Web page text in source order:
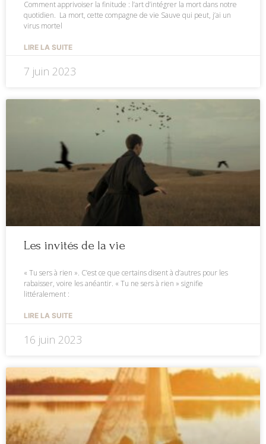
Comment apprivoiser la finitude : l’art d’intégrer la mort dans notre
quotidien. La mort, cette compagne de vie Sauve qui peut, j’ai un
virus mortel
LIRE LA SUITE
7 juin 2023
Les invités de la vie
« Tu sers à rien ». C’est ce que certains disent à d’autres pour les
rabaisser, voire les anéantir. « Tu ne sers à rien » signifie
littéralement :
LIRE LA SUITE
16 juin 2023